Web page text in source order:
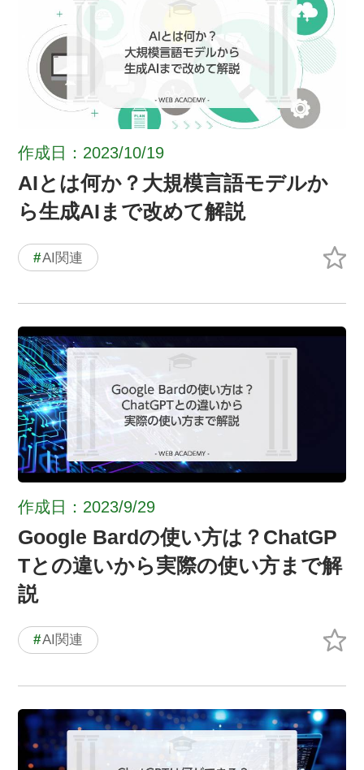
作成日：2023/10/19
AIとは何か？大規模言語モデルか
ら生成AIまで改めて解説
#AI関連
作成日：2023/9/29
Google Bardの使い方は？ChatGP
Tとの違いから実際の使い方まで解
説
#AI関連